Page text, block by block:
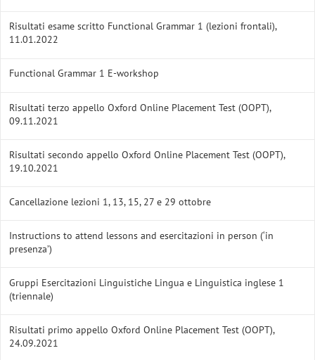
Risultati esame scritto Functional Grammar 1 (lezioni frontali),
11.01.2022
Functional Grammar 1 E-workshop
Risultati terzo appello Oxford Online Placement Test (OOPT),
09.11.2021
Risultati secondo appello Oxford Online Placement Test (OOPT),
19.10.2021
Cancellazione lezioni 1, 13, 15, 27 e 29 ottobre
Instructions to attend lessons and esercitazioni in person (‘in
presenza’)
Gruppi Esercitazioni Linguistiche Lingua e Linguistica inglese 1
(triennale)
Risultati primo appello Oxford Online Placement Test (OOPT),
24.09.2021